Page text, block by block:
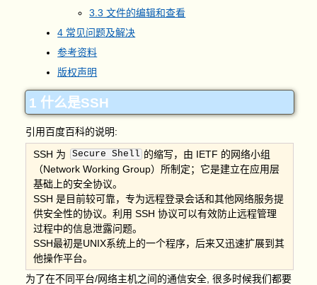
3.3 文件的编辑和查看
4 常见问题及解决
参考资料
版权声明
1 什么是SSH
引用百度百科的说明:
SSH 为
Secure Shell 的缩写，由 IETF 的网络小组
（Network Working Group）所制定；它是建立在应用层
基础上的安全协议。
SSH 是目前较可靠，专为远程登录会话和其他网络服务提
供安全性的协议。利用 SSH 协议可以有效防止远程管理
过程中的信息泄露问题。
SSH最初是UNIX系统上的一个程序，后来又迅速扩展到其
他操作平台。
为了在不同平台/网络主机之间的通信安全, 很多时候我们都要